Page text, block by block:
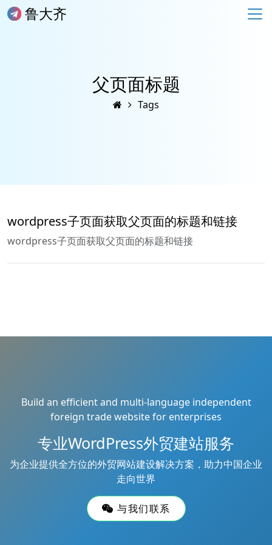
鲁大齐
父页面标题
Tags
wordpress子页面获取父页面的标题和链接
wordpress子页面获取父页面的标题和链接
Build an efficient and multi-language independent
foreign trade website for enterprises
专业WordPress外贸建站服务
为企业提供全方位的外贸网站建设解决方案，助力中国企业
走向世界
与我们联系